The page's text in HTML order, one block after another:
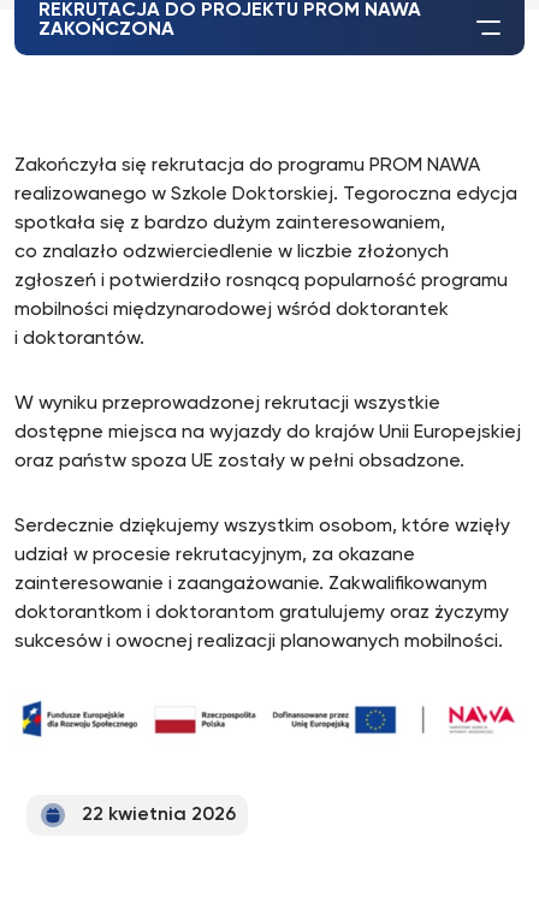
REKRUTACJA DO PROJEKTU PROM NAWA
ZAKOŃCZONA
Zakończyła się rekrutacja do programu PROM NAWA
realizowanego w Szkole Doktorskiej. Tegoroczna edycja
spotkała się z bardzo dużym zainteresowaniem,
co znalazło odzwierciedlenie w liczbie złożonych
zgłoszeń i potwierdziło rosnącą popularność programu
mobilności międzynarodowej wśród doktorantek
i doktorantów.
W wyniku przeprowadzonej rekrutacji wszystkie
dostępne miejsca na wyjazdy do krajów Unii Europejskiej
oraz państw spoza UE zostały w pełni obsadzone.
Serdecznie dziękujemy wszystkim osobom, które wzięły
udział w procesie rekrutacyjnym, za okazane
zainteresowanie i zaangażowanie. Zakwalifikowanym
doktorantkom i doktorantom gratulujemy oraz życzymy
sukcesów i owocnej realizacji planowanych mobilności.
22 kwietnia 2026